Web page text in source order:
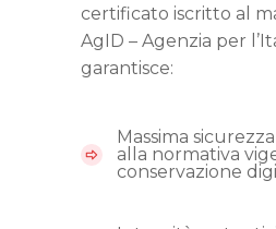
certificato iscritto al
AgID – Agenzia per
garantisce:
Massima
alla normativa
conservazione